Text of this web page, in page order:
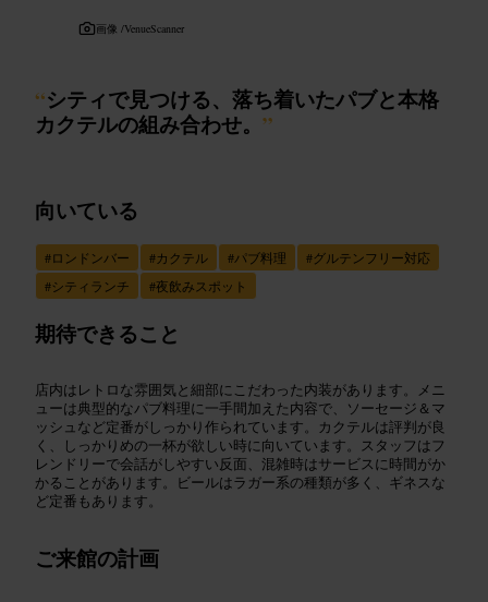
画像 /VenueScanner
“シティで見つける、落ち着いたパブと本格
カクテルの組み合わせ。 ”
向いている
#ロンドンバー #カクテル #パブ料理 #グルテンフリー対応
#シティランチ #夜飲みスポット
期待できること
店内はレトロな雰囲気と細部にこだわった内装があります。メニ
ューは典型的なパブ料理に一手間加えた内容で、ソーセージ＆マ
ッシュなど定番がしっかり作られています。カクテルは評判が良
く、しっかりめの一杯が欲しい時に向いています。スタッフはフ
レンドリーで会話がしやすい反面、混雑時はサービスに時間がか
かることがあります。ビールはラガー系の種類が多く、ギネスな
ど定番もあります。
ご来館の計画